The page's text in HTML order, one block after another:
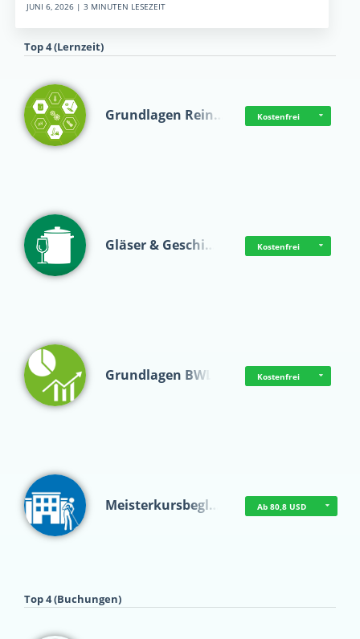
JUNI 6, 2026 | 3 MINUTEN LESEZEIT
Top 4 (Lernzeit)
Grundlagen Rein… Kostenfrei
Gläser & Geschi… Kostenfrei
Grundlagen BWL Kostenfrei
Meisterkursbegl… Ab 80,8 USD
Top 4 (Buchungen)